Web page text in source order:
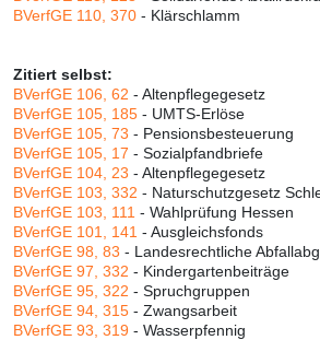
BVerfGE 110, 370 - Klärschlamm
Zitiert selbst:
BVerfGE 106, 62 - Altenpflegegesetz
BVerfGE 105, 185 - UMTS-Erlöse
BVerfGE 105, 73 - Pensionsbesteuerung
BVerfGE 105, 17 - Sozialpfandbriefe
BVerfGE 104, 23 - Altenpflegegesetz
BVerfGE 103, 332 - Naturschutzgesetz
BVerfGE 103, 111 - Wahlprüfung Hessen
BVerfGE 101, 141 - Ausgleichsfonds
BVerfGE 98, 83 - Landesrechtliche
BVerfGE 97, 332 - Kindergartenbeiträge
BVerfGE 95, 322 - Spruchgruppen
BVerfGE 94, 315 - Zwangsarbeit
BVerfGE 93, 319 - Wasserpfennig